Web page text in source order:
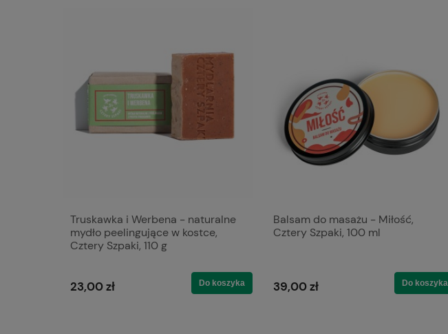
Truskawka i Werbena - naturalne
mydło peelingujące w kostce,
Cztery Szpaki, 110 g
23,00 zł Do koszyka
Balsam do masażu - Miłość,
Cztery Szpaki, 100 ml
39,00 zł Do koszyka